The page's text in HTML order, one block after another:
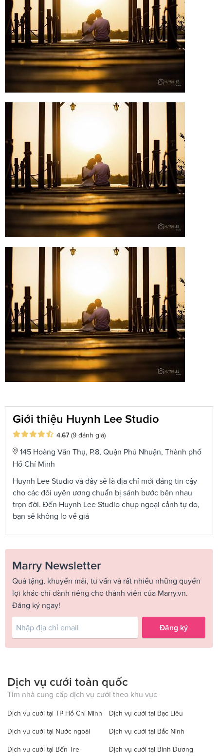
Giới thiệu Huynh Lee Studio
4.67 (9 đánh giá)
145 Hoàng Văn Thụ, P.8, Quận Phú Nhuận, Thành phố
Hồ Chí Minh
Huynh Lee Studio và đây sẽ là địa chỉ mới đáng tin cậy
cho các đôi uyên ương chuẩn bị sánh bước bên nhau
trọn đời. Đến Huynh Lee Studio chụp ngoại cảnh tự do,
bạn sẽ không lo về giá
Marry Newsletter
Quà tặng, khuyến mãi, tư vấn và rất nhiều những quyền
lợi khác chỉ dành riêng cho thành viên của Marry.vn.
Đăng ký ngay!
Đăng ký
Dịch vụ cưới toàn quốc
Tìm nhà cung cấp dịch vụ cưới theo khu vực
Dịch vụ cưới tại TP Hồ Chí Minh Dịch vụ cưới tại Bạc Liêu
Dịch vụ cưới tại Nước ngoài Dịch vụ cưới tại Bắc Ninh
Dịch vụ cưới tại Bến Tre Dịch vụ cưới tại Bình Dương